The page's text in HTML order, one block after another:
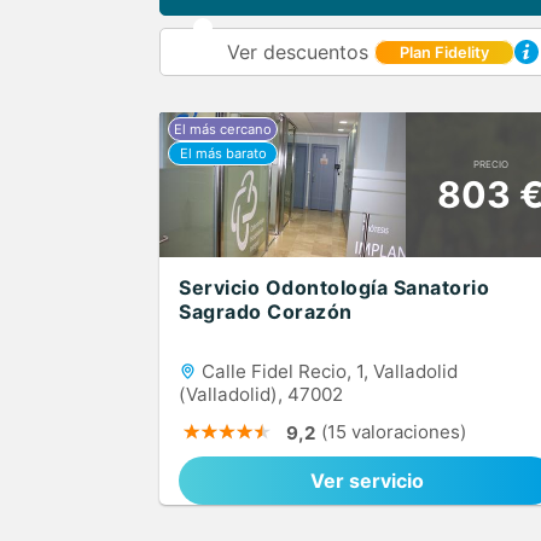
Ver descuentos Plan Fidelity
PRECIO
803
Servicio Odontología Sanatorio
Sagrado Corazón
Calle Fidel Recio, 1, Valladolid
(Valladolid), 47002
9,2 (15 valoraciones)
Ver servicio